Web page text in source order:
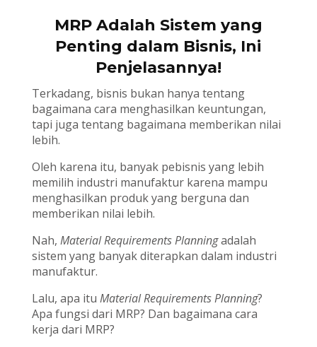
MRP Adalah Sistem yang
Penting dalam Bisnis, Ini
Penjelasannya!
Terkadang, bisnis bukan hanya tentang
bagaimana cara menghasilkan keuntungan,
tapi juga tentang bagaimana memberikan nilai
lebih.
Oleh karena itu, banyak pebisnis yang lebih
memilih industri manufaktur karena mampu
menghasilkan produk yang berguna dan
memberikan nilai lebih.
Nah, Material Requirements Planningadalah
sistem yang banyak diterapkan dalam industri
manufaktur.
Lalu, apa itu Material Requirements Planning?
Apa fungsi dari MRP? Dan bagaimana cara
kerja dari MRP?